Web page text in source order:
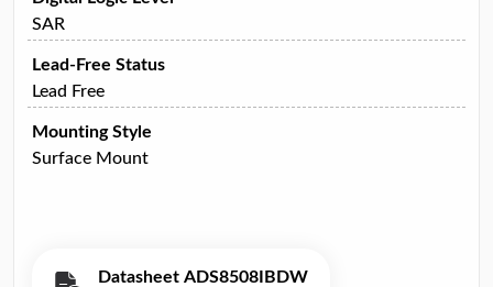
SAR
Lead-Free Status
Lead Free
Mounting Style
Surface Mount
Datasheet ADS8508IBDW